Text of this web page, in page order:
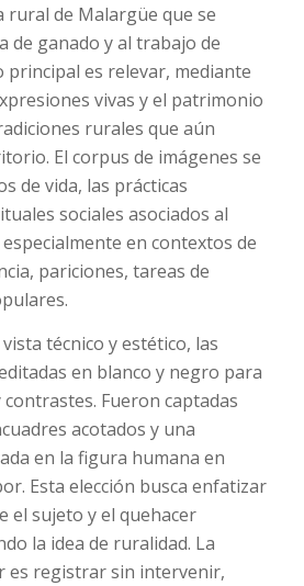
rural de Malargüe que se
de ganado y al trabajo de
principal es relevar, mediante
vivas y el patrimonio
rurales que aún
El corpus de imágenes se
de vida, las prácticas
sociales asociados al
en contextos de
pariciones, tareas de
técnico y estético, las
en blanco y negro para
Fueron captadas
acotados y una
en la figura humana en
Esta elección busca enfatizar
el sujeto y el quehacer
la idea de ruralidad. La
es registrar sin intervenir,